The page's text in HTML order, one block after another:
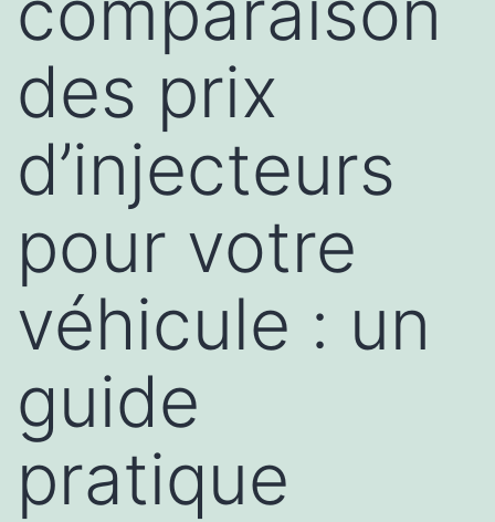
des prix
d’injecteurs
pour votre
véhicule : un
guide
pratique